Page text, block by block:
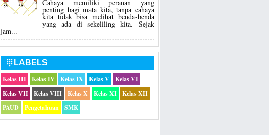
Cahaya memiliki peranan yang
penting bagi mata kita, tanpa cahaya
kita tidak bisa melihat benda-benda
yang ada di sekeliling kita. Sejak
jam...
 LABELS
Kelas III
Kelas IV Kelas IX Kelas V
Kelas VI
Kelas VII
Kelas VIII Kelas X Kelas XI
Kelas XII
PAUD
Pengetahuan SMK